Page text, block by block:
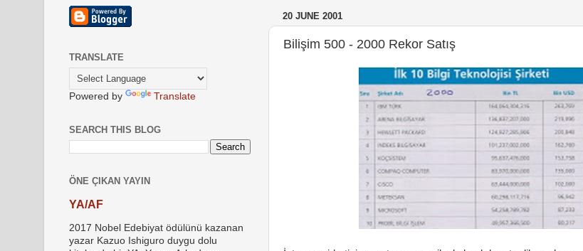
20 JUNE 2001
Bilişim 500 - 2000 Rekor Satış
TRANSLATE
Powered by Translate
SEARCH THIS BLOG
ÖNE ÇIKAN YAYIN
YA/AF
2017 Nobel Edebiyat ödülünü kazanan
yazar Kazuo Ishiguro duygu dolu